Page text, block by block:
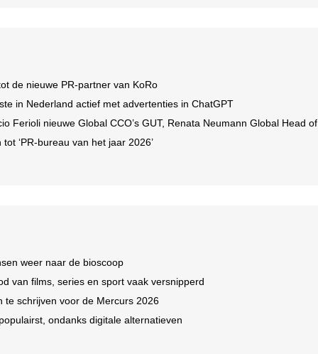
de nieuwe PR-partner van KoRo
in Nederland actief met advertenties in ChatGPT
nieuwe Global CCO’s GUT, Renata Neumann Global Head of Production
‘PR-bureau van het jaar 2026’
weer naar de bioscoop
van films, series en sport vaak versnipperd
te schrijven voor de Mercurs 2026
ondanks digitale alternatieven